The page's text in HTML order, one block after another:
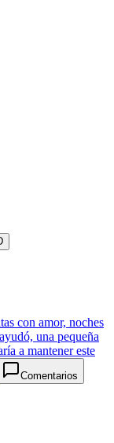
con amor, noches
una pequeña
a mantener este
Comentarios